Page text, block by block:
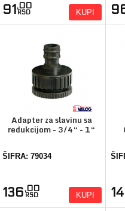
91,00
RSD KUPI
Adapter za slavinu sa
redukcijom - 3/4“ - 1“
ŠIFRA: 79034
136,00
RSD KUPI